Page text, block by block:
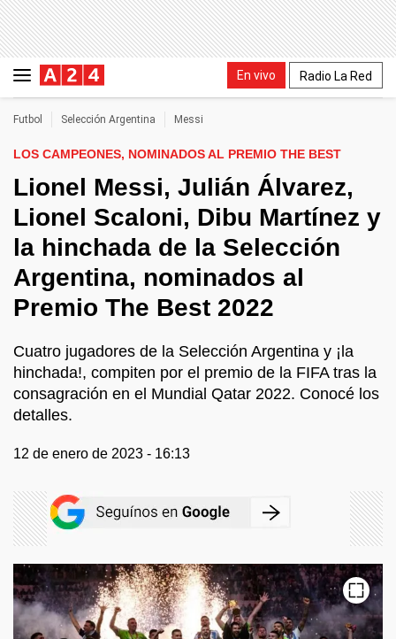
En vivo Radio La Red
Futbol Selección Argentina Messi
LOS CAMPEONES, NOMINADOS AL PREMIO THE BEST
Lionel Messi, Julián Álvarez,
Lionel Scaloni, Dibu Martínez y
la hinchada de la Selección
Argentina, nominados al
Premio The Best 2022
Cuatro jugadores de la Selección Argentina y ¡la
hinchada!, compiten por el premio de la FIFA tras la
consagración en el Mundial Qatar 2022. Conocé los
detalles.
12 de enero de 2023 - 16:13